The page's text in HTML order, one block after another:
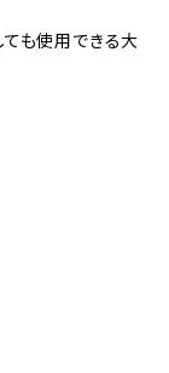
も使用できる大